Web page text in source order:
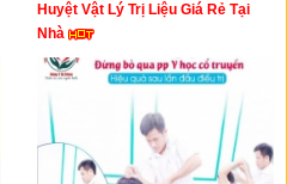
Huyệt Vật Lý Trị Liệu Giá Rẻ Tại
Nhà